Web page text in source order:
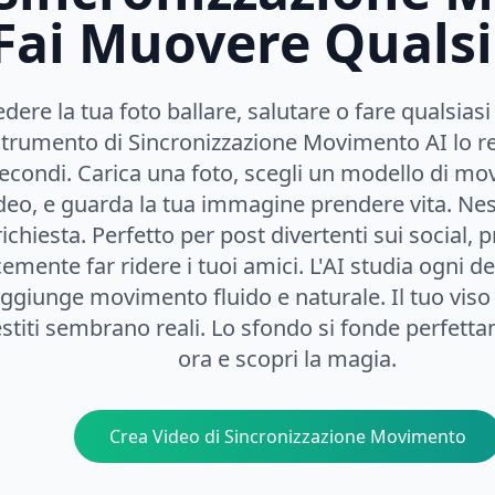
Muovere
la tua foto ballare, salutare o fare
di Sincronizzazione Movimento AI lo
Carica una foto, scegli un modello di
e guarda la tua immagine prendere vita.
Perfetto per post divertenti sui social,
far ridere i tuoi amici. L'AI studia ogni
movimento fluido e naturale. Il tuo
sembrano reali. Lo sfondo si fonde
ora e scopri la magia.
Crea Video di Sincronizzazione Movimento